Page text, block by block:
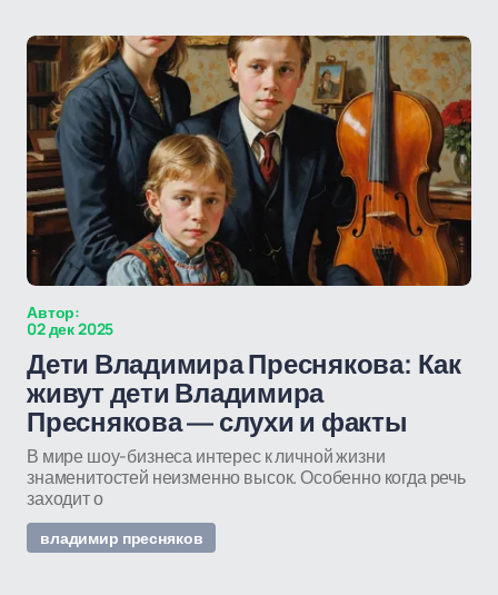
Автор:
02 дек 2025
Дети Владимира Преснякова: Как
живут дети Владимира
Преснякова — слухи и факты
В мире шоу-бизнеса интерес к личной жизни
знаменитостей неизменно высок. Особенно когда речь
заходит о
владимир пресняков